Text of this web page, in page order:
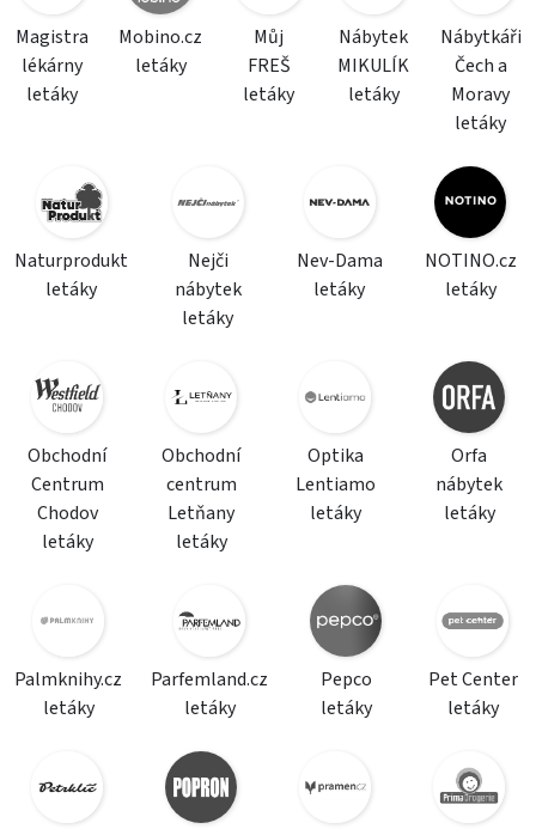
Magistra
lékárny
letáky
Mobino.cz
letáky
Můj
FREŠ
letáky
Nábytek
MIKULÍK
letáky
Nábytkáři
Čech a
Moravy
letáky
Naturprodukt
letáky
Nejči
nábytek
letáky
Nev-Dama
letáky
NOTINO.cz
letáky
Obchodní
Centrum
Chodov
letáky
Obchodní
centrum
Letňany
letáky
Optika
Lentiamo
letáky
Orfa
nábytek
letáky
Palmknihy.cz
letáky
Parfemland.cz
letáky
Pepco
letáky
Pet Center
letáky